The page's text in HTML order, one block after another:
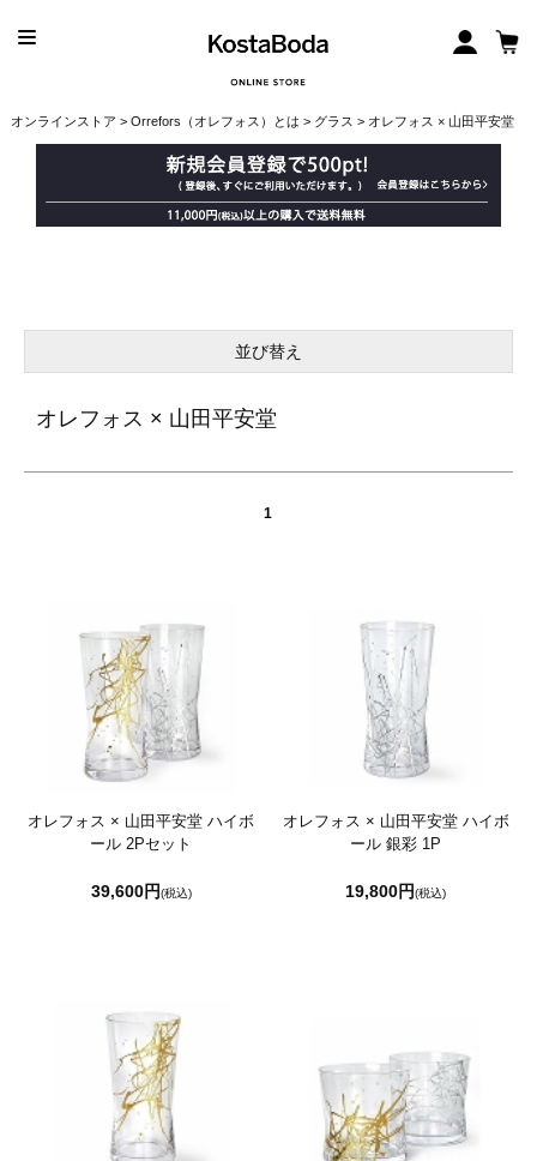
オンラインストア > Orrefors（オレフォス）とは > グラス > オレフォス × 山田平安堂
並び替え
オレフォス × 山田平安堂
1
オレフォス × 山田平安堂 ハイボ
ール 2Pセット
39,600円(税込)
オレフォス × 山田平安堂 ハイボ
ール 銀彩 1P
19,800円(税込)